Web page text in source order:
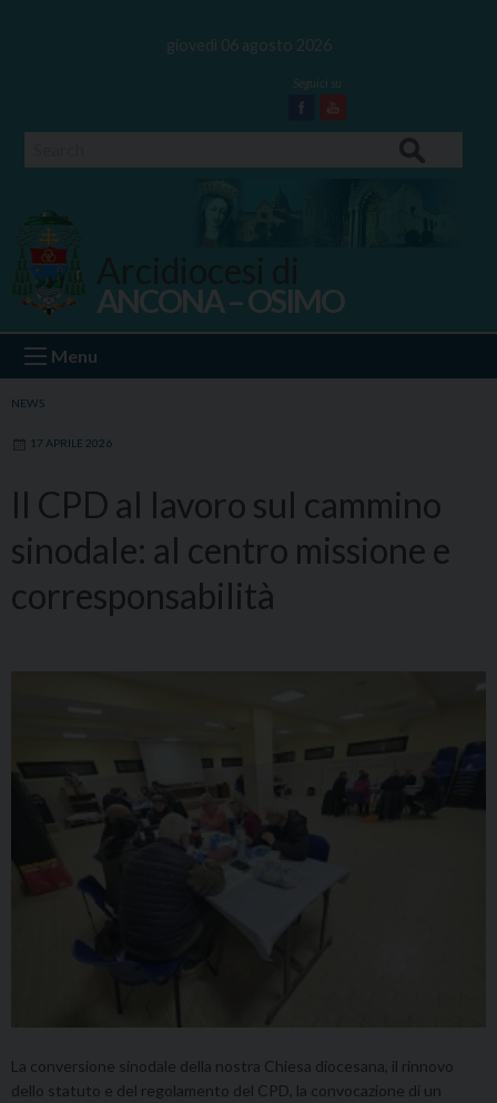
giovedì 06 agosto 2026
Facebook
Youtube
Ancona Osimo
ANCONA – OSIMO
Menu
NEWS
17 APRILE 2026
Il CPD al lavoro sul cammino
sinodale: al centro missione e
corresponsabilità
La conversione sinodale della nostra Chiesa diocesana, il rinnovo
dello statuto e del regolamento del CPD, la convocazione di un